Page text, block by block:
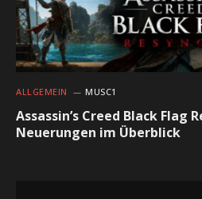
ALLGEMEIN MUSC1
Assassin’s Creed Black Flag
Neuerungen im Überblick